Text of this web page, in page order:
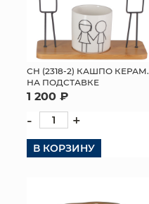
СН (2318-2) КАШПО КЕРАМ.
НА ПОДСТАВКЕ
1 200 ₽
- +
В КОРЗИНУ